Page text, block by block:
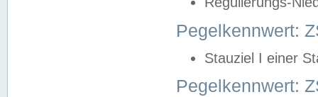
Pegelkennwert:
Stauziel I einer
Pegelkennwert: